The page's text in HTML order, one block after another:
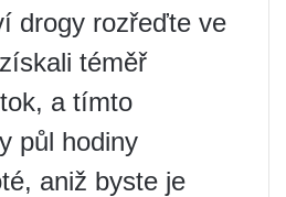
drogy rozřeďte ve
téměř
a tímto
půl hodiny
aniž byste je